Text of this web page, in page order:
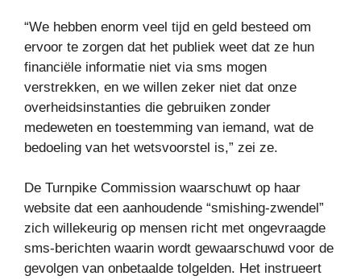
“We hebben enorm veel tijd en geld besteed om
ervoor te zorgen dat het publiek weet dat ze hun
financiële informatie niet via sms mogen
verstrekken, en we willen zeker niet dat onze
overheidsinstanties die gebruiken zonder
medeweten en toestemming van iemand, wat de
bedoeling van het wetsvoorstel is,” zei ze.
De Turnpike Commission waarschuwt op haar
website dat een aanhoudende “smishing-zwendel”
zich willekeurig op mensen richt met ongevraagde
sms-berichten waarin wordt gewaarschuwd voor de
gevolgen van onbetaalde tolgelden. Het instrueert